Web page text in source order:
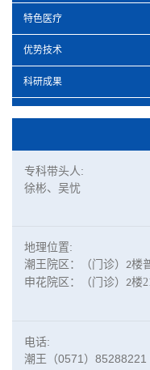
特色医疗
优势技术
科研成果
专科带头人:
徐彬、吴忧
地理位置:
潮王院区：（门诊） 2楼
申花院区：（门诊） 2楼
电话:
潮王（0571）